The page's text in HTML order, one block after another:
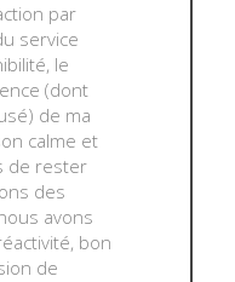
par
service
le
(dont
de ma
calme et
de rester
des
avons
bon
de